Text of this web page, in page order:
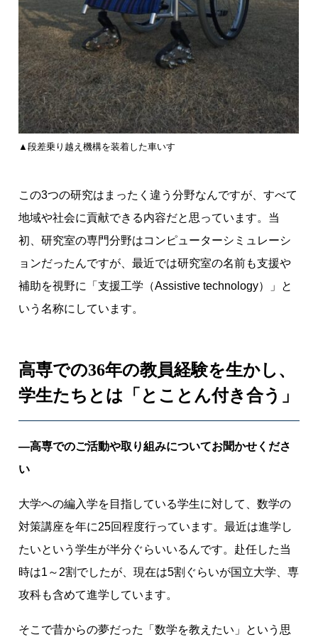
▲段差乗り越え機構を装着した車いす
この3つの研究はまったく違う分野なんですが、すべて
地域や社会に貢献できる内容だと思っています。当
初、研究室の専門分野はコンピューターシミュレーシ
ョンだったんですが、最近では研究室の名前も支援や
補助を視野に「支援工学（Assistive technology）」と
いう名称にしています。
高専での36年の教員経験を生かし、
学生たちとは「とことん付き合う」
―高専でのご活動や取り組みについてお聞かせくださ
い
大学への編入学を目指している学生に対して、数学の
対策講座を年に25回程度行っています。最近は進学し
たいという学生が半分ぐらいいるんです。赴任した当
時は1～2割でしたが、現在は5割ぐらいが国立大学、専
攻科も含めて進学しています。
そこで昔からの夢だった「数学を教えたい」という思